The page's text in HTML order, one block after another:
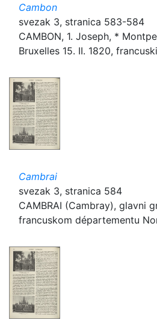
Cambon
svezak 3, stranica 583-584
CAMBON, 1. Joseph, *
Bruxelles 15. II. 1820,
Cambrai
svezak 3, stranica 584
CAMBRAI (Cambray), glavni
francuskom départementu